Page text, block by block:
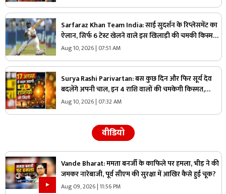
Sarfaraz Khan Team India: साई सुदर्शन के रिप्लेसमेंट का
ऐलान, सिर्फ 6 टेस्ट खेलने वाले इस खिलाड़ी की चमकी किस्मत,
टीम इंडिया में मिली एंट्री
Aug 10, 2026 | 07:51 AM
Surya Rashi Parivartan: बस कुछ दिन और​ फिर सूर्य देव
बदलेंगे अपनी चाल, इन 4 राशि वालों की चमकेगी किस्मत,
अचानक होगा धन का लाभ
Aug 10, 2026 | 07:32 AM
वीडियो
Vande Bharat: ममता बनर्जी के काफिले पर हमला, भीड़ ने की
जमकर नारेबाजी, पूर्व सीएम की सुरक्षा में आखिर कैसे हुई चूक?
Aug 09, 2026 | 11:56 PM